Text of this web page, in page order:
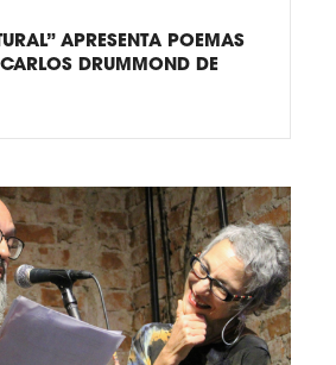
APRESENTA POEMAS
DRUMMOND DE